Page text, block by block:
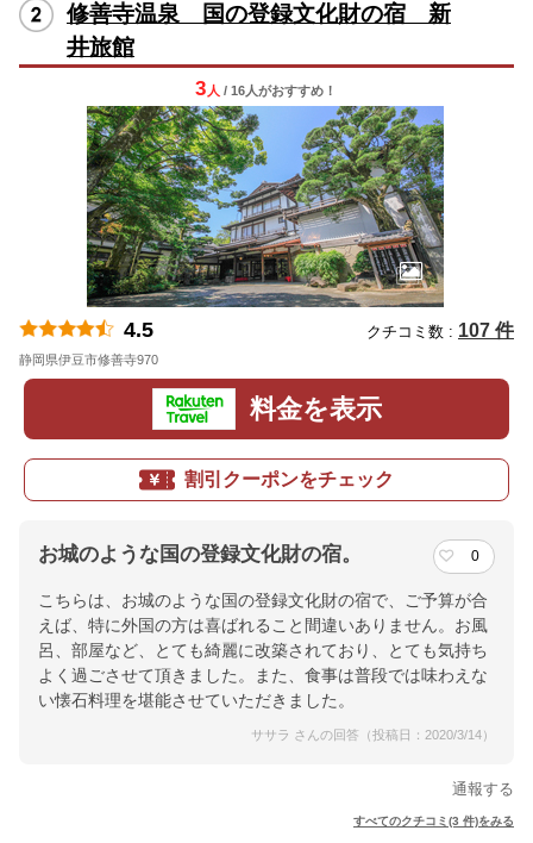
修善寺温泉 国の登録文化財の宿 新
井旅館
3 人 / 16人がおすすめ！
4.5 クチコミ数 : 107 件
静岡県伊豆市修善寺970
料金を表示
割引クーポンをチェック
お城のような国の登録文化財の宿。 0
こちらは、お城のような国の登録文化財の宿で、ご予算が合
えば、特に外国の方は喜ばれること間違いありません。お風
呂、部屋など、とても綺麗に改築されており、とても気持ち
よく過ごさせて頂きました。また、食事は普段では味わえな
い懐石料理を堪能させていただきました。
ササラ さんの回答（投稿日：2020/3/14）
通報する
すべてのクチコミ(3 件)をみる